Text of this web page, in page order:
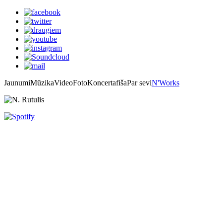
JaunumiMūzikaVideoFotoKoncertafišaPar seviN'Works